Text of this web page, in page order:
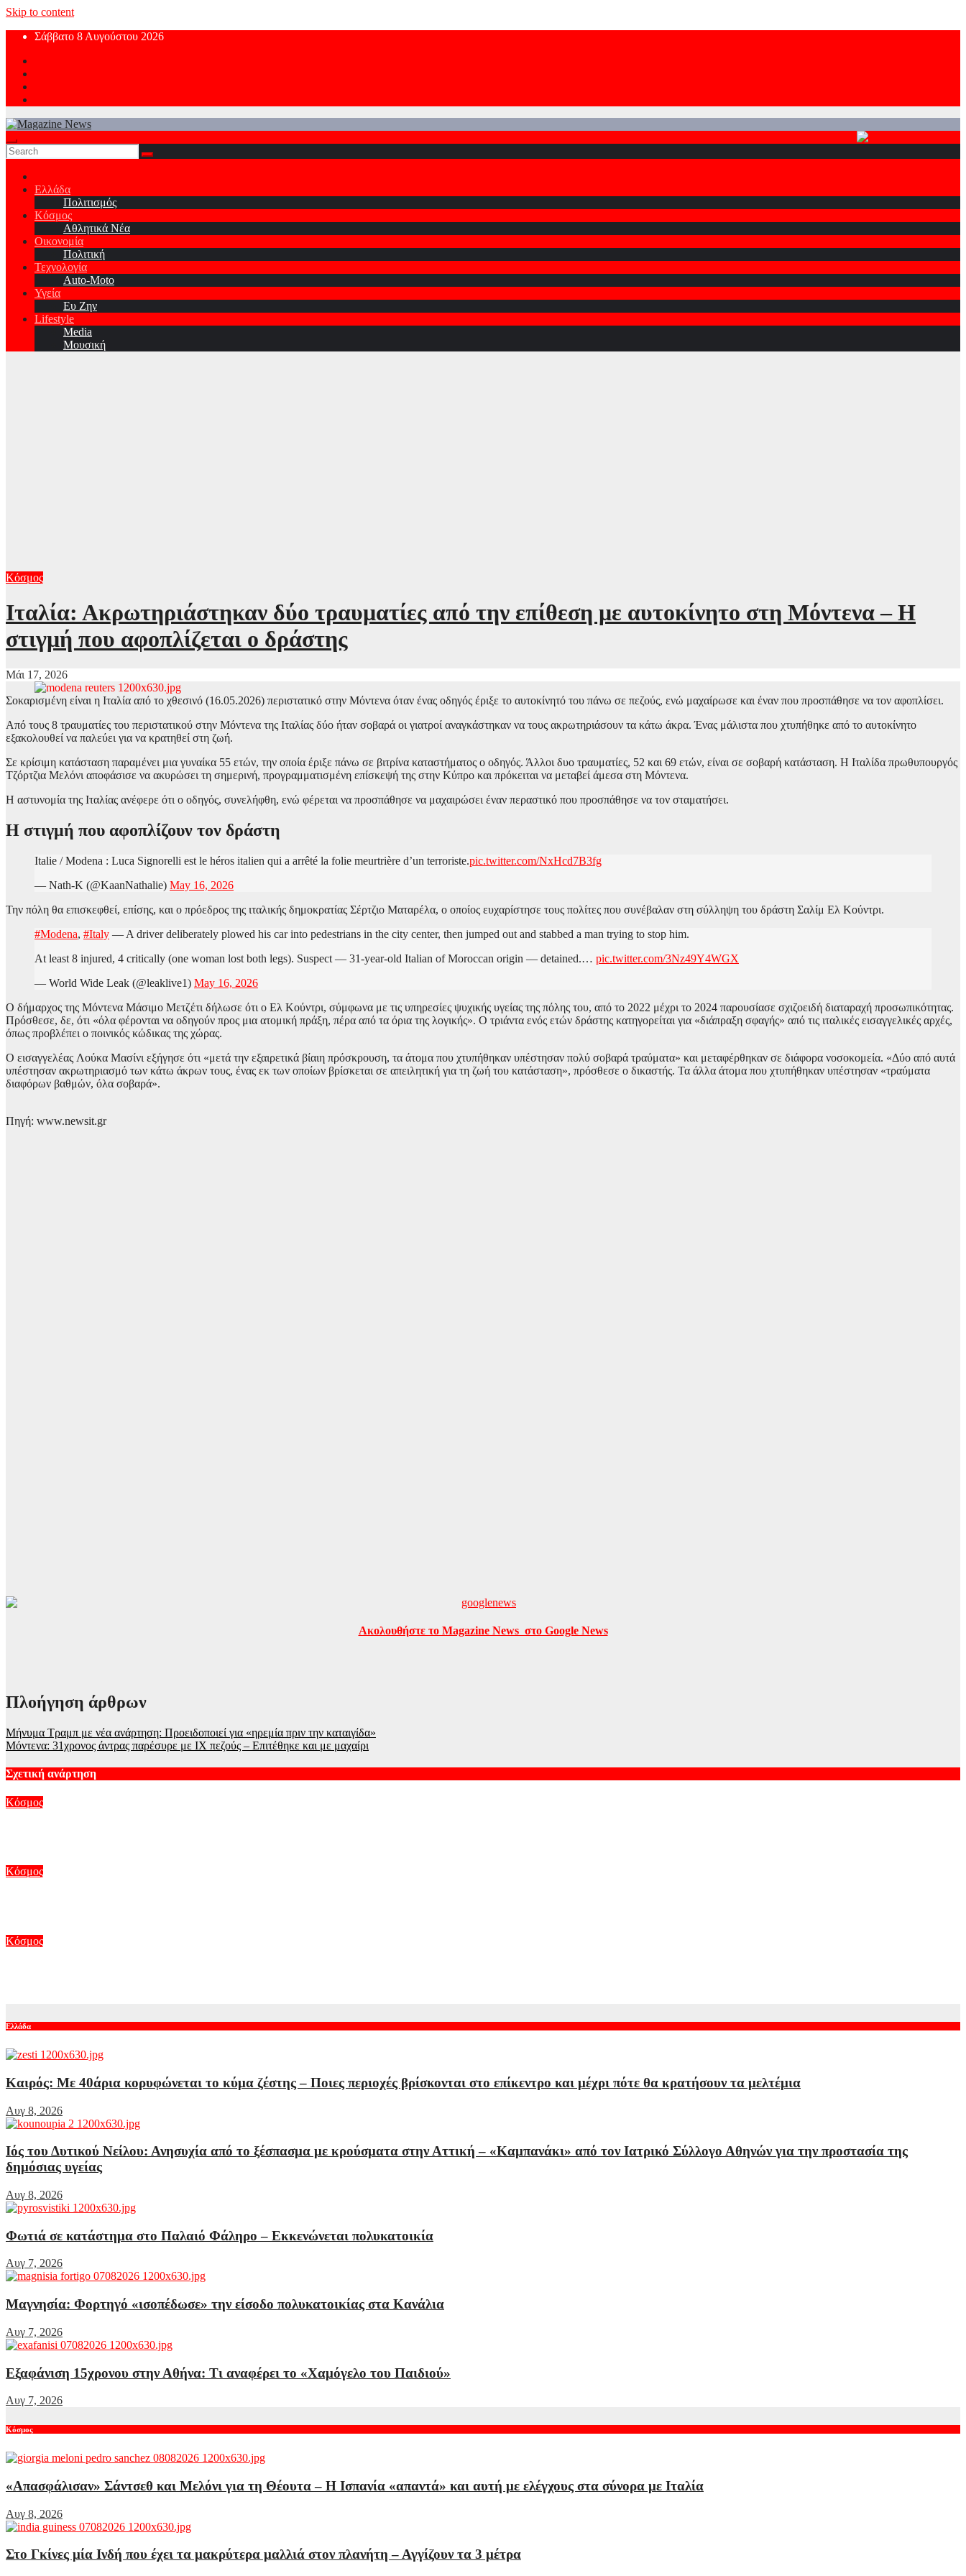
Skip to content
Σάββατο 8 Αυγούστου 2026
Ελλάδα
Πολιτισμός
Κόσμος
Αθλητικά Νέα
Οικονομία
Πολιτική
Τεχνολογία
Auto-Moto
Υγεία
Ευ Ζην
Lifestyle
Media
Μουσική
Κόσμος
Ιταλία: Ακρωτηριάστηκαν δύο τραυματίες από την επίθεση με αυτοκίνητο στη Μόντενα – Η
στιγμή που αφοπλίζεται ο δράστης
Μάι 17, 2026
Σοκαρισμένη είναι η Ιταλία από το χθεσινό (16.05.2026) περιστατικό στην Μόντενα όταν ένας οδηγός έριξε το αυτοκίνητό του πάνω σε πεζούς, ενώ μαχαίρωσε και έναν που προσπάθησε να τον αφοπλίσει.
Από τους 8 τραυματίες του περιστατικού στην Μόντενα της Ιταλίας δύο ήταν σοβαρά οι γιατροί αναγκάστηκαν να τους ακρωτηριάσουν τα κάτω άκρα. Ένας μάλιστα που χτυπήθηκε από το αυτοκίνητο
εξακολουθεί να παλεύει για να κρατηθεί στη ζωή.
Σε κρίσιμη κατάσταση παραμένει μια γυναίκα 55 ετών, την οποία έριξε πάνω σε βιτρίνα καταστήματος ο οδηγός. Άλλοι δυο τραυματίες, 52 και 69 ετών, είναι σε σοβαρή κατάσταση. Η Ιταλίδα πρωθυπουργός
Τζόρτζια Μελόνι αποφάσισε να ακυρώσει τη σημερινή, προγραμματισμένη επίσκεψή της στην Κύπρο και πρόκειται να μεταβεί άμεσα στη Μόντενα.
Η αστυνομία της Ιταλίας ανέφερε ότι ο οδηγός, συνελήφθη, ενώ φέρεται να προσπάθησε να μαχαιρώσει έναν περαστικό που προσπάθησε να τον σταματήσει.
Η στιγμή που αφοπλίζουν τον δράστη
Italie / Modena : Luca Signorelli est le héros italien qui a arrêté la folie meurtrière d’un terroriste.pic.twitter.com/NxHcd7B3fg
— Nath-K (@KaanNathalie) May 16, 2026
Την πόλη θα επισκεφθεί, επίσης, και ο πρόεδρος της ιταλικής δημοκρατίας Σέρτζιο Ματαρέλα, ο οποίος ευχαρίστησε τους πολίτες που συνέβαλαν στη σύλληψη του δράστη Σαλίμ Ελ Κούντρι.
#Modena, #Italy — A driver deliberately plowed his car into pedestrians in the city center, then jumped out and stabbed a man trying to stop him.
At least 8 injured, 4 critically (one woman lost both legs). Suspect — 31-year-old Italian of Moroccan origin — detained.… pic.twitter.com/3Nz49Y4WGX
— World Wide Leak (@leaklive1) May 16, 2026
O δήμαρχος της Μόντενα Μάσιμο Μετζέτι δήλωσε ότι ο Ελ Κούντρι, σύμφωνα με τις υπηρεσίες ψυχικής υγείας της πόλης του, από το 2022 μέχρι το 2024 παρουσίασε σχιζοειδή διαταραχή προσωπικότητας.
Πρόσθεσε, δε, ότι «όλα φέρονται να οδηγούν προς μια ατομική πράξη, πέρα από τα όρια της λογικής». Ο τριάντα ενός ετών δράστης κατηγορείται για «διάπραξη σφαγής» από τις ιταλικές εισαγγελικές αρχές,
όπως προβλέπει ο ποινικός κώδικας της χώρας.
Ο εισαγγελέας Λούκα Μασίνι εξήγησε ότι «μετά την εξαιρετικά βίαιη πρόσκρουση, τα άτομα που χτυπήθηκαν υπέστησαν πολύ σοβαρά τραύματα» και μεταφέρθηκαν σε διάφορα νοσοκομεία. «Δύο από αυτά
υπέστησαν ακρωτηριασμό των κάτω άκρων τους, ένας εκ των οποίων βρίσκεται σε απειλητική για τη ζωή του κατάσταση», πρόσθεσε ο δικαστής. Τα άλλα άτομα που χτυπήθηκαν υπέστησαν «τραύματα
διαφόρων βαθμών, όλα σοβαρά».
Πηγή: www.newsit.gr
Ακολουθήστε το Magazine News στο Google News
Πλοήγηση άρθρων
Μήνυμα Τραμπ με νέα ανάρτηση: Προειδοποιεί για «ηρεμία πριν την καταιγίδα»
Μόντενα: 31χρονος άντρας παρέσυρε με ΙΧ πεζούς – Επιτέθηκε και με μαχαίρι
Σχετική ανάρτηση
Κόσμος
Κόσμος
Κόσμος
Ελλάδα
Καιρός: Με 40άρια κορυφώνεται το κύμα ζέστης – Ποιες περιοχές βρίσκονται στο επίκεντρο και μέχρι πότε θα κρατήσουν τα μελτέμια
Αυγ 8, 2026
Ιός του Δυτικού Νείλου: Ανησυχία από το ξέσπασμα με κρούσματα στην Αττική – «Καμπανάκι» από τον Ιατρικό Σύλλογο Αθηνών για την προστασία της
δημόσιας υγείας
Αυγ 8, 2026
Φωτιά σε κατάστημα στο Παλαιό Φάληρο – Εκκενώνεται πολυκατοικία
Αυγ 7, 2026
Μαγνησία: Φορτηγό «ισοπέδωσε» την είσοδο πολυκατοικίας στα Κανάλια
Αυγ 7, 2026
Εξαφάνιση 15χρονου στην Αθήνα: Τι αναφέρει το «Χαμόγελο του Παιδιού»
Αυγ 7, 2026
Κόσμος
«Απασφάλισαν» Σάντσεθ και Μελόνι για τη Θέουτα – Η Ισπανία «απαντά» και αυτή με ελέγχους στα σύνορα με Ιταλία
Αυγ 8, 2026
Στο Γκίνες μία Ινδή που έχει τα μακρύτερα μαλλιά στον πλανήτη – Αγγίζουν τα 3 μέτρα